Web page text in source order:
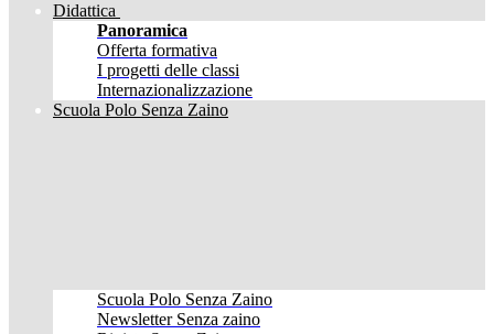
Didattica
Panoramica
Offerta formativa
I progetti delle classi
Internazionalizzazione
Scuola Polo Senza Zaino
Scuola Polo Senza Zaino
Newsletter Senza zaino